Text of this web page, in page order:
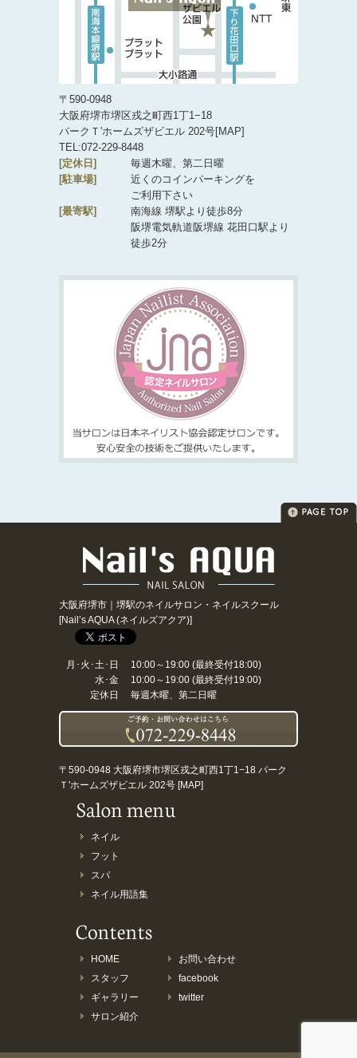
〒590-0948
大阪府堺市堺区戎之町西1丁1−18
パークＴ'ホームズザビエル 202号[MAP]
TEL:072-229-8448
[定休日]
毎週木曜、第二日曜
[駐車場]
近くのコインパーキングを
ご利用下さい
[最寄駅]
南海線 堺駅より徒歩8分
阪堺電気軌道阪堺線 花田口駅より
徒歩2分
大阪府堺市｜堺駅のネイルサロン・ネイルスクール
[Nail’s AQUA (ネイルズアクア)]
月･火･土･日
10:00～19:00 (最終受付18:00)
水･金
10:00～19:00 (最終受付19:00)
定休日
毎週木曜、第二日曜
〒590-0948 大阪府堺市堺区戎之町西1丁1−18 パーク
Ｔ'ホームズザビエル 202号 [MAP]
ネイル
フット
スパ
ネイル用語集
HOME
スタッフ
ギャラリー
サロン紹介
お問い合わせ
facebook
twitter